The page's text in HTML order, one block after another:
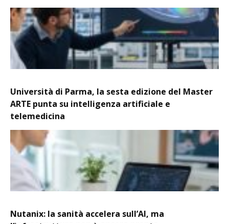
Università di Parma, la sesta edizione del Master
ARTE punta su intelligenza artificiale e
telemedicina
Nutanix: la sanità accelera sull’AI, ma